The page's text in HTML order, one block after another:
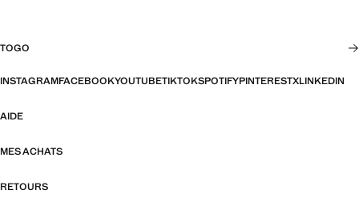
TOGO
INSTAGRAMFACEBOOKYOUTUBETIKTOKSPOTIFYPINTERESTXLINKEDIN
AIDE
MES ACHATS
RETOURS